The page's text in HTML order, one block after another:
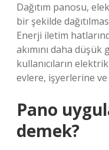
Dağıtım panosu,
bir şekilde
Enerji iletim
akımını daha
kullanıcıların
evlere, işyerlerine
Pano
demek?